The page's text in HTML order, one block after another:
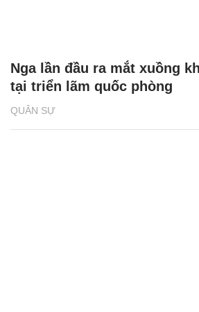
QUÂN SỰ
Nga lần đầu ra mắt xuồng
tại triển lãm quốc phòng